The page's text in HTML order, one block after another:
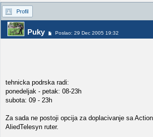
Profil
Puky Poslao: 29 Dec 2005 19:32
tehnicka podrska radi:
ponedeljak - petak: 08-23h
subota: 09 - 23h
Za sada ne postoji opcija za doplacivanje sa
AliedTelesyn ruter.